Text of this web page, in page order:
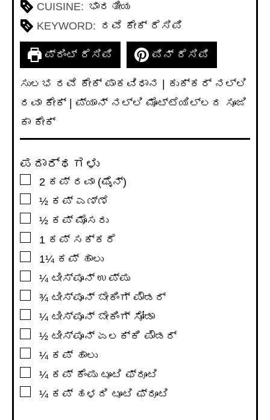
CUISINE: ಭಾರತೀಯ
KEYWORD: ರವೆ ಕೇಕ್ ರೆಸಿಪಿ
ಪ್ರಿಂಟ್ ರೆಸಿಪಿ ಪಿನ್ ರೆಸಿಪಿ
ಸುಲಭ ರವೆ ಕೇಕ್ ಪಾಕವಿಧಾನ | ಕುಕ್ಕರ್ ನಲ್ಲಿ
ರವಾ ಕೇಕ್ | ಪ್ಯಾನ್ ನಲ್ಲಿ ಮೊಟ್ಟೆಯಿಲ್ಲದ ಸೂಜಿ
ಕಾ ಕೇಕ್
ಪದಾರ್ಥಗಳು
▢2 ಕಪ್ ರವಾ (ಫೈನ್)
▢½ ಕಪ್ ಎಣ್ಣೆ
▢½ ಕಪ್ ಮೊಸರು
▢1 ಕಪ್ ಸಕ್ಕರೆ
▢1¼ ಕಪ್ ಹಾಲು
▢¼ ಟೀಸ್ಪೂನ್ ಉಪ್ಪು
▢¾ ಟೀಸ್ಪೂನ್ ಬೇಕಿಂಗ್ ಪೌಡರ್
▢¼ ಟೀಸ್ಪೂನ್ ಬೇಕಿಂಗ್ ಸೋಡಾ
▢½ ಟೀಸ್ಪೂನ್ ಏಲಕ್ಕಿ ಪೌಡರ್
▢¼ ಕಪ್ ಹಾಲು
▢¼ ಕಪ್ ಕೆಂಪು ಟೂಟಿ ಫ್ರೂಟಿ
▢¼ ಕಪ್ ಹಳದಿ ಟೂಟಿ ಫ್ರೂಟಿ